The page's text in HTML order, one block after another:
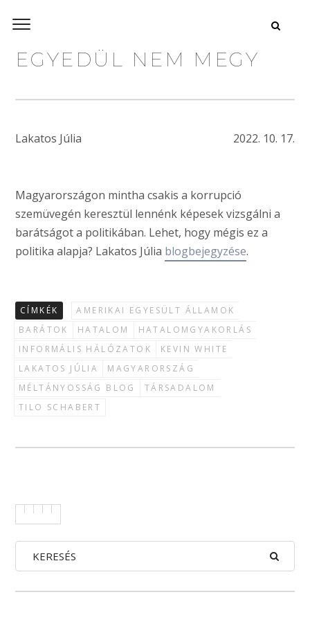
EGYEDÜL NEM MEGY
Lakatos Júlia 2022. 10. 17.
Magyarországon mintha csakis a korrupció
szemüvegén keresztül lennénk képesek vizsgálni a
barátságot a politikában. Lehet, hogy mégis ez a
politika alapja? Lakatos Júlia blogbejegyzése.
CÍMKÉK
AMERIKAI EGYESÜLT ÁLLAMOK
BARÁTOK
HATALOM
HATALOMGYAKORLÁS
INFORMÁLIS HÁLÓZATOK
KEVIN WHITE
LAKATOS JÚLIA
MAGYARORSZÁG
MÉLTÁNYOSSÁG BLOG
TÁRSADALOM
TILO SCHABERT